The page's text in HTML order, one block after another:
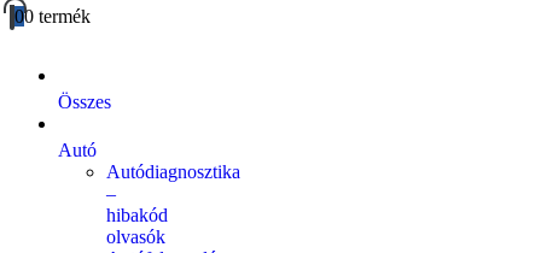
00 termék
Összes
Autó
Autódiagnosztika
–
hibakód
olvasók